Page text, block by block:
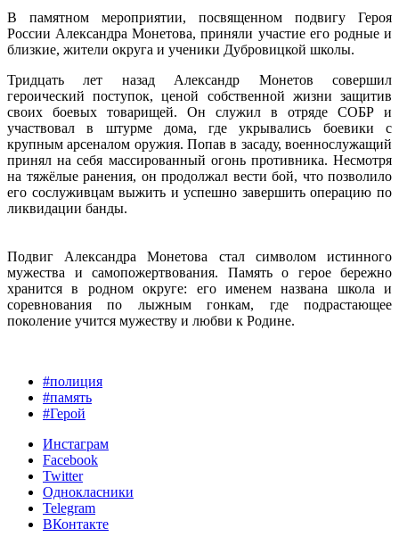
В памятном мероприятии, посвященном подвигу Героя
России Александра Монетова, приняли участие его родные и
близкие, жители округа и ученики Дубровицкой школы.
Тридцать лет назад Александр Монетов совершил
героический поступок, ценой собственной жизни защитив
своих боевых товарищей. Он служил в отряде СОБР и
участвовал в штурме дома, где укрывались боевики с
крупным арсеналом оружия. Попав в засаду, военнослужащий
принял на себя массированный огонь противника. Несмотря
на тяжёлые ранения, он продолжал вести бой, что позволило
его сослуживцам выжить и успешно завершить операцию по
ликвидации банды.
Подвиг Александра Монетова стал символом истинного
мужества и самопожертвования. Память о герое бережно
хранится в родном округе: его именем названа школа и
соревнования по лыжным гонкам, где подрастающее
поколение учится мужеству и любви к Родине.
#полиция
#память
#Герой
Инстаграм
Facebook
Twitter
Однокласники
Telegram
ВКонтакте